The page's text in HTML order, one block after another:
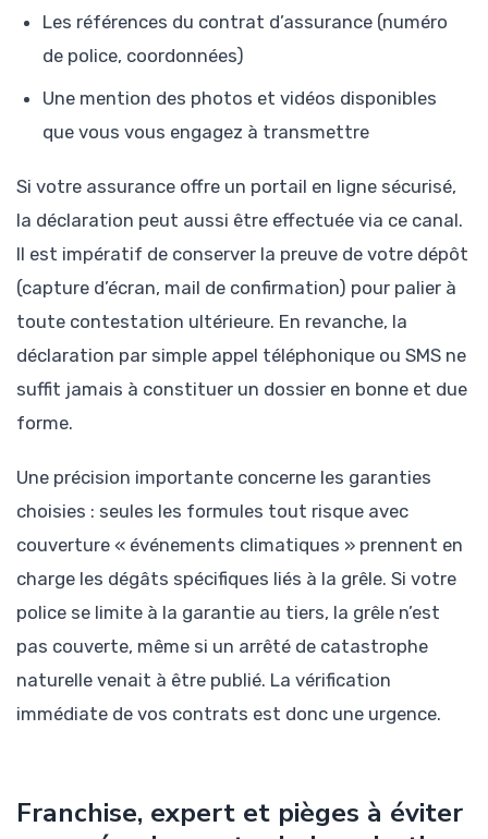
Les références du contrat d’assurance (numéro
de police, coordonnées)
Une mention des photos et vidéos disponibles
que vous vous engagez à transmettre
Si votre assurance offre un portail en ligne sécurisé,
la déclaration peut aussi être effectuée via ce canal.
Il est impératif de conserver la preuve de votre dépôt
(capture d’écran, mail de confirmation) pour palier à
toute contestation ultérieure. En revanche, la
déclaration par simple appel téléphonique ou SMS ne
suffit jamais à constituer un dossier en bonne et due
forme.
Une précision importante concerne les garanties
choisies : seules les formules tout risque avec
couverture « événements climatiques » prennent en
charge les dégâts spécifiques liés à la grêle. Si votre
police se limite à la garantie au tiers, la grêle n’est
pas couverte, même si un arrêté de catastrophe
naturelle venait à être publié. La vérification
immédiate de vos contrats est donc une urgence.
Franchise, expert et pièges à éviter